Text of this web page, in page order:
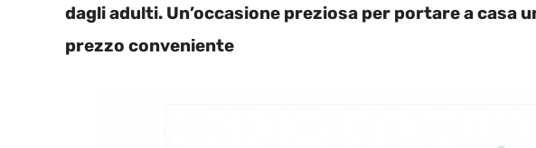
dagli adulti. Un’occasione preziosa per portare a casa
prezzo conveniente